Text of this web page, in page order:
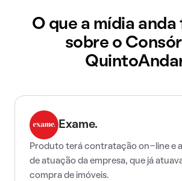
O que a mídia
sobre o
Exame.
Produto terá contratação on-line e
de atuação da empresa, que já
compra de imóveis.